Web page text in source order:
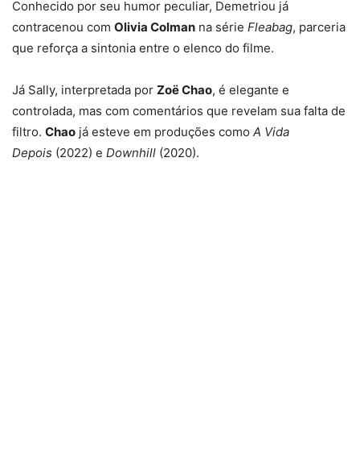
Conhecido por seu humor peculiar, Demetriou já
contracenou com Olivia Colman na série Fleabag, parceria
que reforça a sintonia entre o elenco do filme.
Já Sally, interpretada por Zoë Chao, é elegante e
controlada, mas com comentários que revelam sua falta de
filtro. Chao já esteve em produções como A Vida
Depois (2022) e Downhill (2020).